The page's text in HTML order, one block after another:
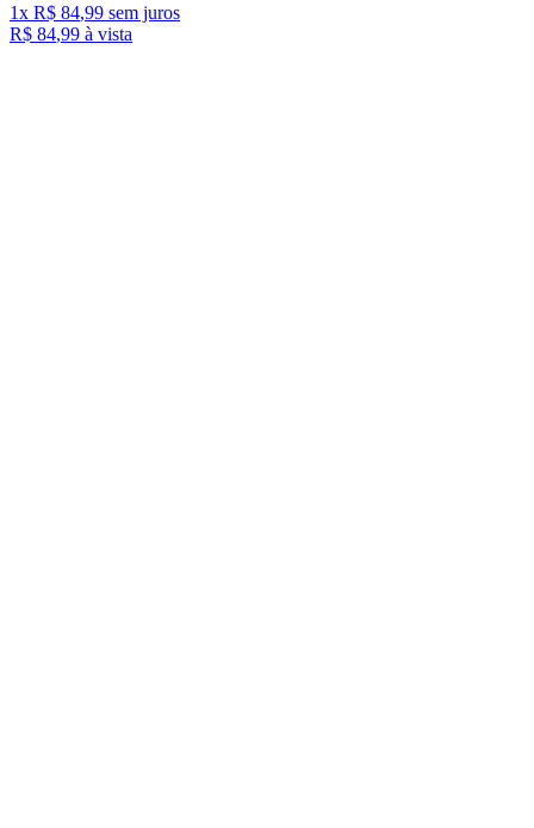
1x R$ 84,99 sem juros
R$ 84,99 à vista